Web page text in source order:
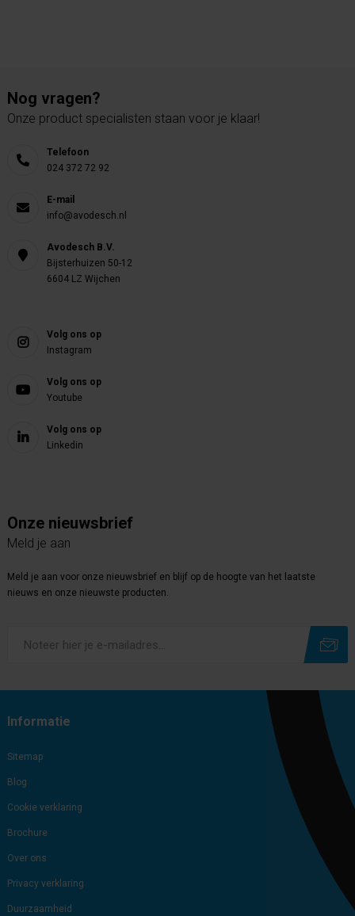
Nog vragen?
Onze product specialisten staan voor je klaar!
Telefoon
024 372 72 92
E-mail
info@avodesch.nl
Avodesch B.V.
Bijsterhuizen 50-12
6604 LZ Wijchen
Volg ons op
Instagram
Volg ons op
Youtube
Volg ons op
Linkedin
Onze nieuwsbrief
Meld je aan
Meld je aan voor onze nieuwsbrief en blijf op de hoogte van het laatste
nieuws en onze nieuwste producten.
Informatie
Sitemap
Blog
Cookie verklaring
Brochure
Over ons
Privacy verklaring
Duurzaamheid